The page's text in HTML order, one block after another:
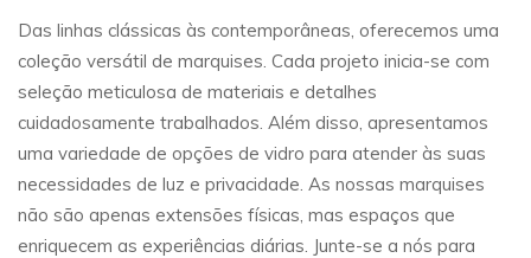
Das linhas clássicas às contemporâneas, oferecemos uma
coleção versátil de marquises. Cada projeto inicia-se com
seleção meticulosa de materiais e detalhes
cuidadosamente trabalhados. Além disso, apresentamos
uma variedade de opções de vidro para atender às suas
necessidades de luz e privacidade. As nossas marquises
não são apenas extensões físicas, mas espaços que
enriquecem as experiências diárias. Junte-se a nós para